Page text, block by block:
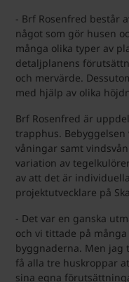
- Brf Rosenfred består
något som gör husen
många olika typer av
detaljplanens
och mervärde.
med hjälp av olika
Brf Rosenfred är
trapphus.
våningar samt
variation av
av att det är
projektutvecklare på
- Det var en ganska
och vi tittade på
byggnaderna. Men jag
få alla tre huskroppar
sina egna